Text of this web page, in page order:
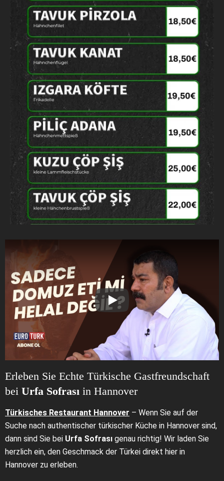
Erleben Sie Echte Türkische Gastfreundschaft
bei Urfa Sofrası in Hannover
Türkisches Restaurant Hannover – Wenn Sie auf der
Suche nach authentischer türkischer Küche in Hannover sind,
dann sind Sie bei Urfa Sofrası genau richtig! Wir laden Sie
herzlich ein, den Geschmack der Türkei direkt hier in
Hannover zu erleben.